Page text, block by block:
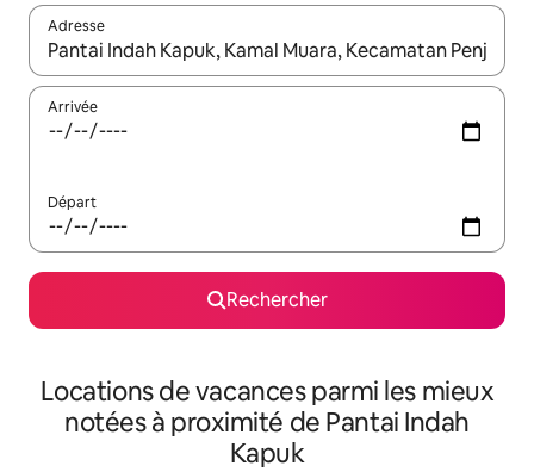
Adresse
Lorsque les résultats s'affichent, utilisez les flèches vers le
Arrivée
Départ
Rechercher
Locations de vacances parmi les mieux
notées à proximité de Pantai Indah
Kapuk